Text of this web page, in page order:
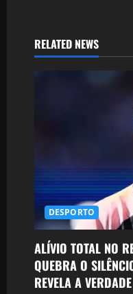
RELATED NEWS
DESPORTO
ALÍVIO TOTAL NO
QUEBRA O
REVELA A